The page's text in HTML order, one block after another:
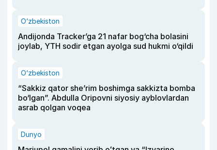
O‘zbekiston
Andijonda Tracker’ga 21 nafar bog‘cha bolasini
joylab, YTH sodir etgan ayolga sud hukmi o‘qildi
O‘zbekiston
“Sakkiz qator she’rim boshimga sakkizta bomba
bo‘lgan”. Abdulla Oripovni siyosiy ayblovlardan
asrab qolgan voqea
Dunyo